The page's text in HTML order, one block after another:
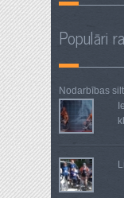
Populāri
Nodarbības